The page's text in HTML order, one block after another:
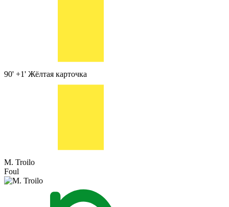
90' +1' Жёлтая карточка
M. Troilo
Foul